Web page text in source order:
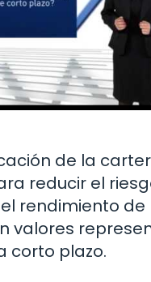
de la
reducir el
rendimiento de
valores
corto plazo.